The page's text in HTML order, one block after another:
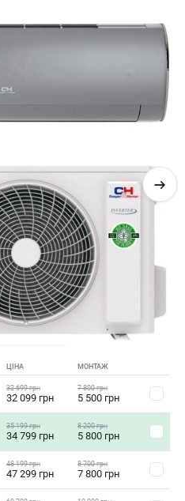
ЦІНА МОНТАЖ
32 699 грн
32 099 грн
7 800 грн
5 500 грн
35 199 грн
34 799 грн
8 200 грн
5 800 грн
48 199 грн
47 299 грн
8 700 грн
7 800 грн